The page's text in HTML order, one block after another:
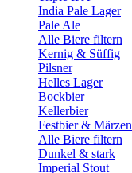
India Pale Lager
Pale Ale
Alle Biere filtern
Kernig & Süffig
Pilsner
Helles Lager
Bockbier
Kellerbier
Festbier & Märzen
Alle Biere filtern
Dunkel & stark
Imperial Stout